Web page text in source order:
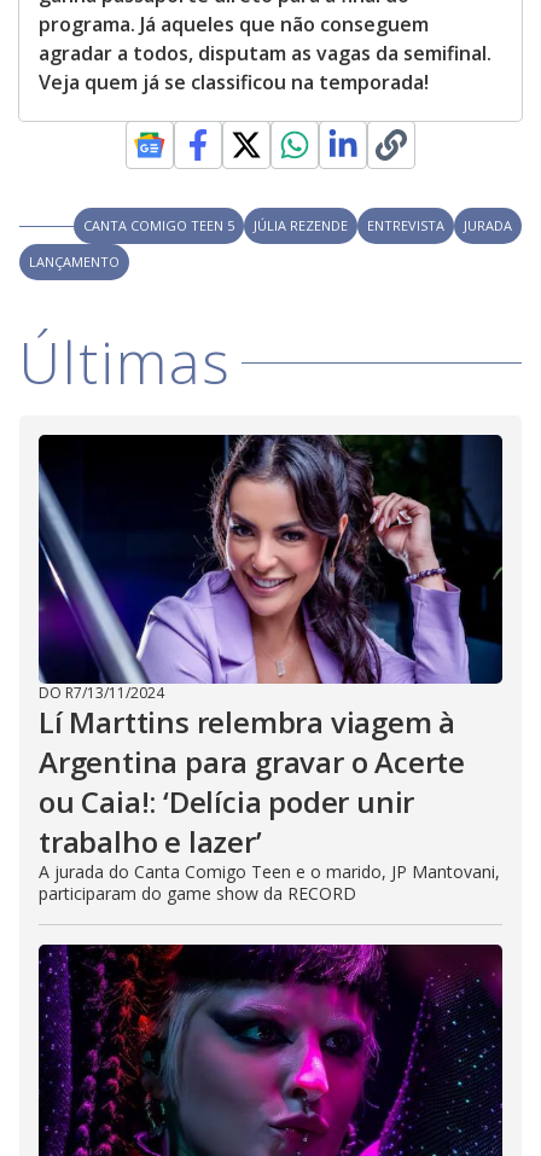
programa. Já aqueles que não conseguem
agradar a todos, disputam as vagas da semifinal.
Veja quem já se classificou na temporada!
CANTA COMIGO TEEN 5 JÚLIA REZENDE ENTREVISTA
JURADA
LANÇAMENTO
Últimas
DO R7/13/11/2024
Lí Marttins relembra viagem à
Argentina para gravar o Acerte
ou Caia!: ‘Delícia poder unir
trabalho e lazer’
A jurada do Canta Comigo Teen e o marido, JP Mantovani,
participaram do game show da RECORD